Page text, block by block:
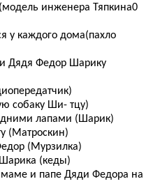
инженера Тяпкина0
у каждого дома(пахло
и Дядя Федор Шарику
собаку Ши- тцу)
лапами (Шарик)
(Матроскин)
(Мурзилка)
(кеды)
и папе Дяди Федора на